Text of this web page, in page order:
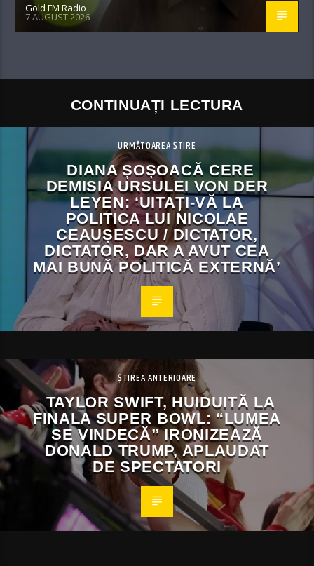
Gold FM Radio
7 AUGUST 2026
CONTINUAȚI LECTURA
URMĂTOAREA ȘTIRE
DIANA ȘOȘOACĂ CERE
DEMISIA URSULEI VON DER
LEYEN: ‘UITAȚI-VĂ LA
POLITICA LUI NICOLAE
CEAUȘESCU / DICTATOR,
DICTATOR, DAR A AVUT CEA
MAI BUNĂ POLITICĂ EXTERNĂ’
ȘTIREA ANTERIOARE
TAYLOR SWIFT, HUIDUITĂ LA
FINALA SUPER BOWL: “LUMEA
SE VINDECĂ” IRONIZEAZĂ
DONALD TRUMP, APLAUDAT
DE SPECTATORI